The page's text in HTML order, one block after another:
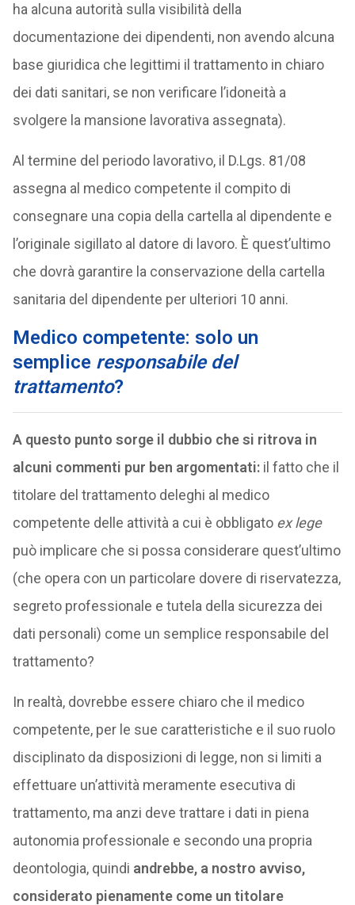
ha alcuna autorità sulla visibilità della
documentazione dei dipendenti, non avendo alcuna
base giuridica che legittimi il trattamento in chiaro
dei dati sanitari, se non verificare l’idoneità a
svolgere la mansione lavorativa assegnata).
Al termine del periodo lavorativo, il D.Lgs. 81/08
assegna al medico competente il compito di
consegnare una copia della cartella al dipendente e
l’originale sigillato al datore di lavoro. È quest’ultimo
che dovrà garantire la conservazione della cartella
sanitaria del dipendente per ulteriori 10 anni.
Medico competente: solo un
semplice responsabile del
trattamento?
A questo punto sorge il dubbio che si ritrova in
alcuni commenti pur ben argomentati:il fatto che il
titolare del trattamento deleghi al medico
competente delle attività a cui è obbligato ex lege
può implicare che si possa considerare quest’ultimo
(che opera con un particolare dovere di riservatezza,
segreto professionale e tutela della sicurezza dei
dati personali) come un semplice responsabile del
trattamento?
In realtà, dovrebbe essere chiaro che il medico
competente, per le sue caratteristiche e il suo ruolo
disciplinato da disposizioni di legge, non si limiti a
effettuare un’attività meramente esecutiva di
trattamento, ma anzi deve trattare i dati in piena
autonomia professionale e secondo una propria
deontologia, quindi andrebbe, a nostro avviso,
considerato pienamente come un titolare